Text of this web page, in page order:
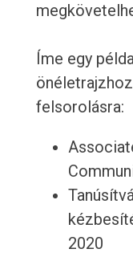
Íme egy
felsorolásra:
2020